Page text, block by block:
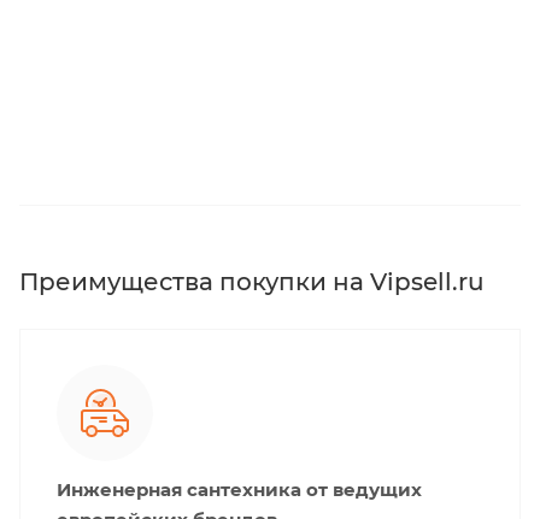
Преимущества покупки на Vipsell.ru
Инженерная сантехника от ведущих